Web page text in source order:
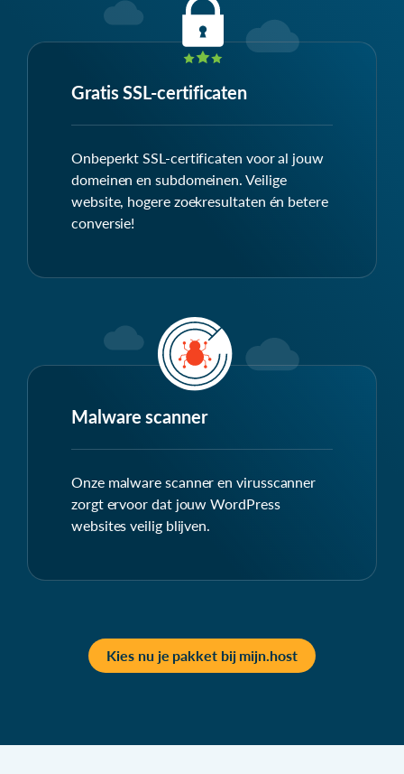
Gratis SSL-certificaten
Onbeperkt SSL-certificaten voor al jouw
domeinen en subdomeinen. Veilige
website, hogere zoekresultaten én betere
conversie!
Malware scanner
Onze malware scanner en virusscanner
zorgt ervoor dat jouw WordPress
websites veilig blijven.
Kies nu je pakket bij mijn.host